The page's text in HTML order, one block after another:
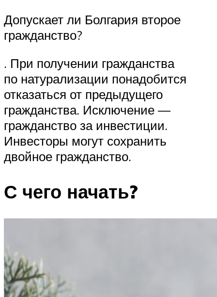
Допускает ли Болгария второе
гражданство?
. При получении гражданства
по натурализации понадобится
отказаться от предыдущего
гражданства. Исключение —
гражданство за инвестиции.
Инвесторы могут сохранить
двойное гражданство.
С чего начать?